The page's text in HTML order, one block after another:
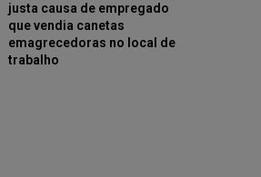
justa causa de empregado
que vendia canetas
emagrecedoras no local de
trabalho